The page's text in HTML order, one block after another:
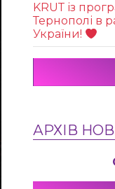
KRUТ із
Тернополі в
України!
АРХІВ